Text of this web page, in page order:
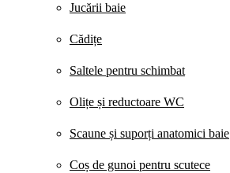
Jucării baie
Cădițe
Saltele pentru schimbat
Olițe și reductoare WC
Scaune și suporți anatomici baie
Coș de gunoi pentru scutece